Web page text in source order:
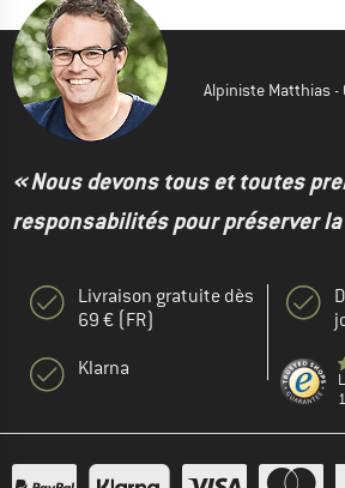
Alpiniste Matthias -
« Nous devons tous et toutes
responsabilités pour préserver
Livraison gratuite dès
69 € (FR)
Klarna